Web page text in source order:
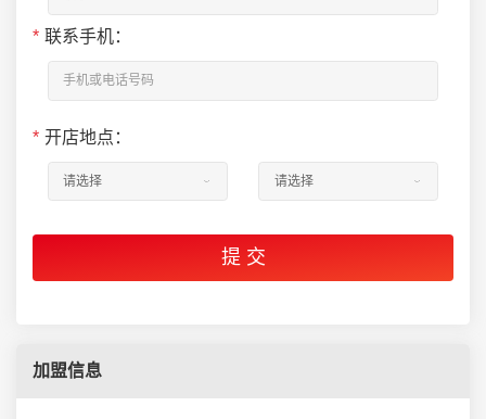
* 联系手机：
* 开店地点：
加盟信息